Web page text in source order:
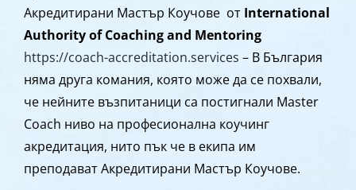
Акредитирани Мастър Коучове от International
Authority of Coaching and Mentoring
https://coach-accreditation.services – В България
няма друга комания, която може да се похвали,
че нейните възпитаници са постигнали Master
Coach ниво на професионална коучинг
акредитация, нито пък че в екипа им
преподават Акредитирани Мастър Коучове.